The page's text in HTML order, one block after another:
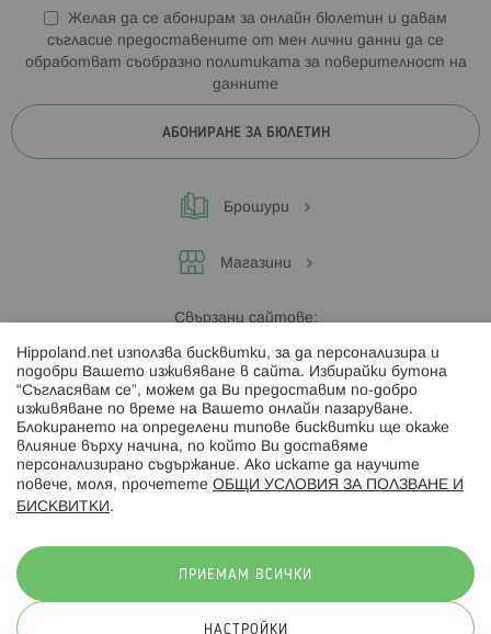
Желая да се абонирам за онлайн бюлетин и давам
съгласие предоставените от мен лични данни да се
обработват съобразно политиката за поверителност на
данните
АБОНИРАНЕ ЗА БЮЛЕТИН
Брошури
Магазини
Свързани сайтове:
Hippoland.ro
Последвайте ни:
Hippoland.net използва бисквитки, за да персонализира и
подобри Вашето изживяване в сайта. Избирайки бутона
“Съгласявам се”, можем да Ви предоставим по-добро
изживяване по време на Вашето онлайн пазаруване.
Блокирането на определени типове бисквитки ще окаже
влияние върху начина, по който Ви доставяме
персонализирано съдържание. Ако искате да научите
повече, моля, прочетете ОБЩИ УСЛОВИЯ ЗА ПОЛЗВАНЕ И
БИСКВИТКИ .
ПРИЕМАМ ВСИЧКИ
НАСТРОЙКИ